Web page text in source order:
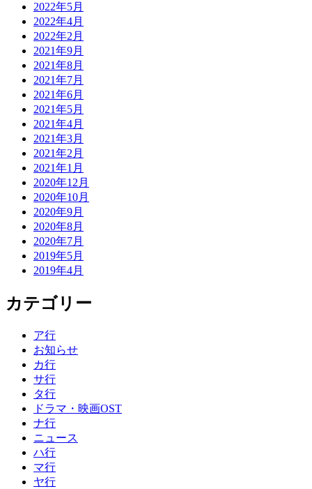
2022年5月
2022年4月
2022年2月
2021年9月
2021年8月
2021年7月
2021年6月
2021年5月
2021年4月
2021年3月
2021年2月
2021年1月
2020年12月
2020年10月
2020年9月
2020年8月
2020年7月
2019年5月
2019年4月
カテゴリー
ア行
お知らせ
カ行
サ行
タ行
ドラマ・映画OST
ナ行
ニュース
ハ行
マ行
ヤ行